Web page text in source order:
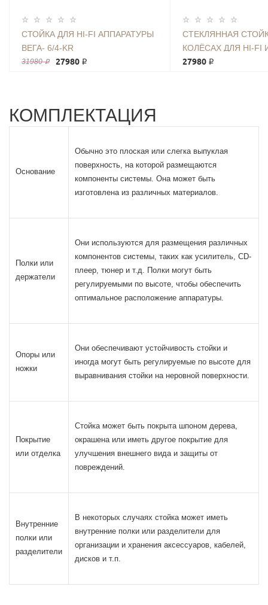
СТОЙКА ДЛЯ HI-FI АППАРАТУРЫ
ВЕГА- 6/4-KR
31980 ₽ 27980 ₽
СТЕКЛЯННАЯ
КОЛЁСАХ ДЛЯ HI-FI
АППАРАТУРЫ ТК
27980 ₽
КОМПЛЕКТАЦИЯ
Основание
Обычно это плоская или слегка выпуклая
поверхность, на которой размещаются
компоненты системы. Она может быть
изготовлена из различных материалов.
Полки или
держатели
Они используются для размещения различных
компонентов системы, таких как усилитель, CD-
плеер, тюнер и т.д. Полки могут быть
регулируемыми по высоте, чтобы обеспечить
оптимальное расположение аппаратуры.
Опоры или
ножки
Они обеспечивают устойчивость стойки и
иногда могут быть регулируемые по высоте для
выравнивания стойки на неровной поверхности.
Покрытие
или отделка
Стойка может быть покрыта шпоном дерева,
окрашена или иметь другое покрытие для
улучшения внешнего вида и защиты от
повреждений.
Внутренние
полки или
разделители
В некоторых случаях стойка может иметь
внутренние полки или разделители для
организации и хранения аксессуаров, кабелей,
дисков и т.п.